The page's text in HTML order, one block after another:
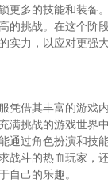
更多的技能和装备
的挑战。在这个阶
实力，以应对更强
凭借其丰富的游戏
满挑战的游戏世界
通过角色扮演和技
战斗的热血玩家，
自己的乐趣。